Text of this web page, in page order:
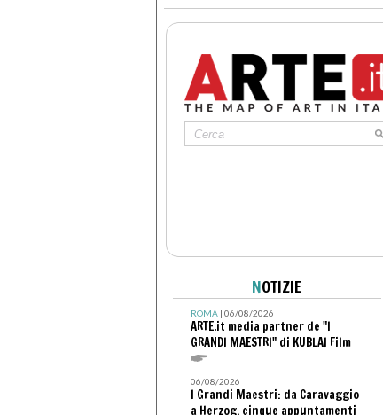
NOTIZIE
ROMA| 06/08/2026
ARTE.it media partner de "I
GRANDI MAESTRI" di KUBLAI Film
06/08/2026
I Grandi Maestri: da Caravaggio
a Herzog, cinque appuntamenti